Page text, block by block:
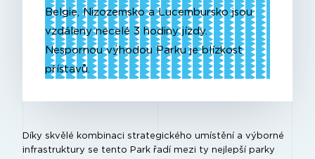
Belgie, Nizozemsko a Lucembursko jsou
vzdáleny necelé 3 hodiny jízdy.
Nespornou výhodou Parku je blízkost
přístavů.
Díky skvělé kombinaci strategického umístění a výborné
infrastruktury se tento Park řadí mezi ty nejlepší parky